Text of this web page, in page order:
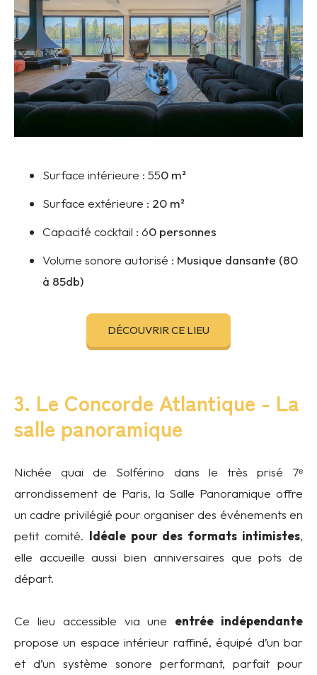
Surface intérieure : 550 m²
Surface extérieure : 20 m²
Capacité cocktail : 60 personnes
Volume sonore autorisé : Musique dansante (80
à 85db)
DÉCOUVRIR CE LIEU
3. Le Concorde Atlantique - La
salle panoramique
Nichée quai de Solférino dans le très prisé 7ᵉ
arrondissement de Paris, la Salle Panoramique offre
un cadre privilégié pour organiser des événements en
petit comité. Idéale pour des formats intimistes,
elle accueille aussi bien anniversaires que pots de
départ.
Ce lieu accessible via une entrée indépendante
propose un espace intérieur raffiné, équipé d’un bar
et d’un système sonore performant, parfait pour